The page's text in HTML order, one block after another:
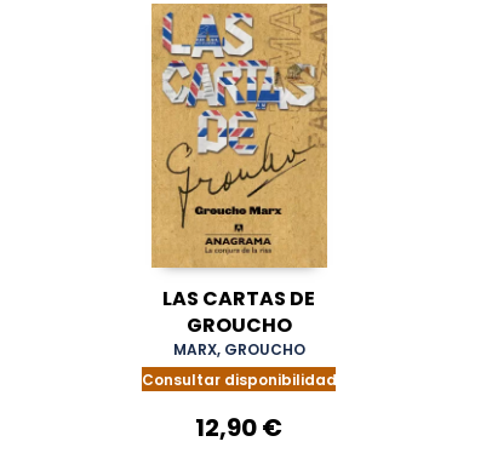
LAS CARTAS DE
GROUCHO
MARX, GROUCHO
Consultar disponibilidad
12,90 €